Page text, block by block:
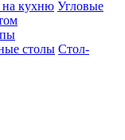
на кухню Угловые
столы Стол-